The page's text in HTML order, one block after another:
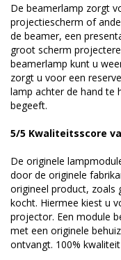
De beamerlamp zorgt
projectiescherm of
de beamer, een
groot scherm
beamerlamp kunt u
zorgt u voor een
lamp achter de hand te
begeeft.
5/5 Kwaliteitsscore
De originele
door de originele
origineel product, zoals
kocht. Hiermee kiest u
projector. Een module
met een originele
ontvangt. 100%